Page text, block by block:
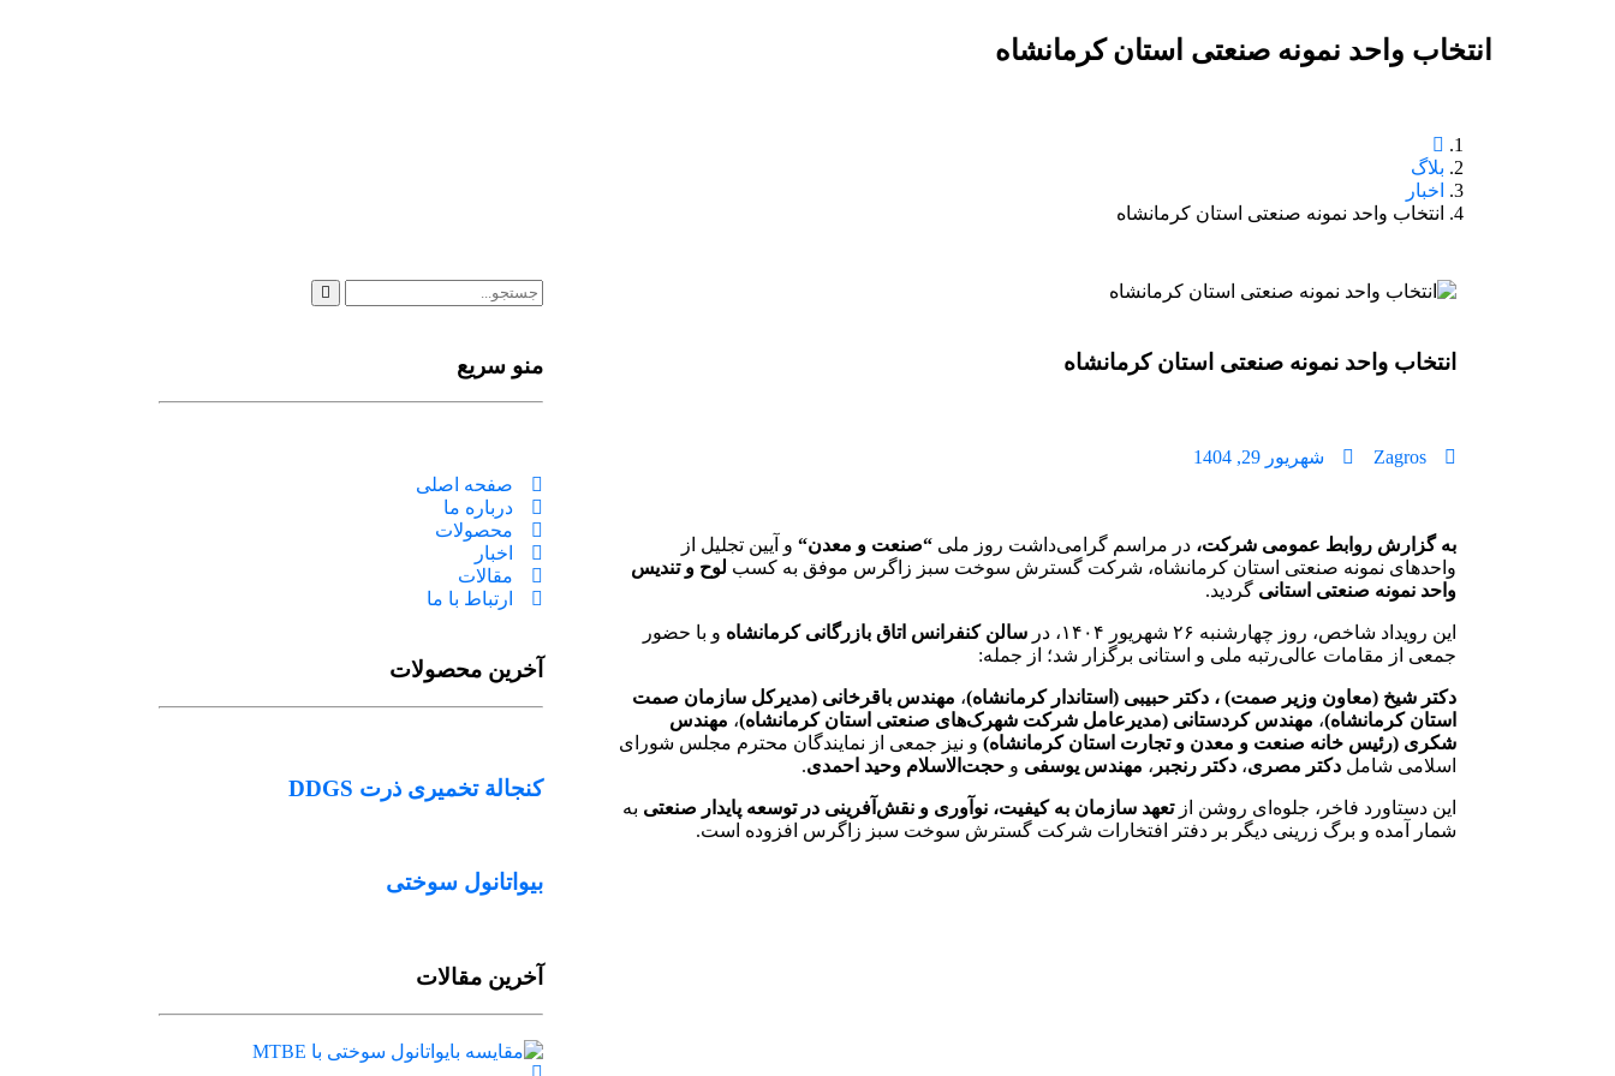
انتخاب واحد نمونه صنعتی استان کرمانشاه
بلاگ
اخبار
انتخاب واحد نمونه صنعتی استان کرمانشاه
انتخاب واحد نمونه صنعتی استان کرمانشاه
Zagros شهریور 29, 1404
به گزارش روابط عمومی شرکت، در مراسم گرامی‌داشت روز ملی “صنعت و معدن“ و آیین تجلیل از
واحدهای نمونه صنعتی استان کرمانشاه، شرکت گسترش سوخت سبز زاگرس موفق به کسب لوح و تندیس
واحد نمونه صنعتی استانی گردید.
این رویداد شاخص، روز چهارشنبه ۲۶ شهریور ۱۴۰۴، در سالن کنفرانس اتاق بازرگانی کرمانشاه و با حضور
جمعی از مقامات عالی‌رتبه ملی و استانی برگزار شد؛ از جمله:
دکتر شیخ (معاون وزیر صمت) ، دکتر حبیبی (استاندار کرمانشاه)، مهندس باقرخانی (مدیرکل سازمان صمت
استان کرمانشاه)، مهندس کردستانی (مدیرعامل شرکت شهرک‌های صنعتی استان کرمانشاه)، مهندس
شکری (رئیس خانه صنعت و معدن و تجارت استان کرمانشاه) و نیز جمعی از نمایندگان محترم مجلس شورای
اسلامی شامل دکتر مصری، دکتر رنجبر ، مهندس یوسفی و حجت‌الاسلام وحید احمدی.
این دستاورد فاخر، جلوه‌ای روشن ازتعهد سازمان به کیفیت، نوآوری و نقش‌آفرینی در توسعه پایدار صنعتی به
شمار آمده و برگ زرینی دیگر بر دفتر افتخارات شرکت گسترش سوخت سبز زاگرس افزوده است.
منو سریع
صفحه اصلی
درباره ما
محصولات
اخبار
مقالات
ارتباط با ما
آخرین محصولات
کنجالة تخمیری ذرت DDGS
بیواتانول سوختی
آخرین مقالات